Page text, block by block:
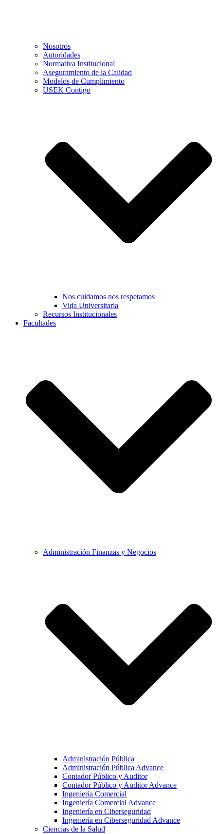
Nosotros
Autoridades
Normativa Institucional
Aseguramiento de la Calidad
Modelos de Cumplimiento
USEK Contigo
Nos cuidamos nos respetamos
Vida Universitaria
Recursos Institucionales
Facultades
Administración Finanzas y Negocios
Administración Pública
Administración Pública Advance
Contador Público y Auditor
Contador Público y Auditor Advance
Ingeniería Comercial
Ingeniería Comercial Advance
Ingeniería en Ciberseguridad
Ingeniería en Ciberseguridad Advance
Ciencias de la Salud